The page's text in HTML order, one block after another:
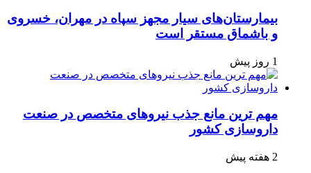
بیمارستان‌های سیار مجهز سپاه در مهران، خسروی
و باشماق مستقر است
1 روز پیش
مهم ترین مانع جذب نیروهای متخصص در صنعت
داروسازی کشور
2 هفته پیش